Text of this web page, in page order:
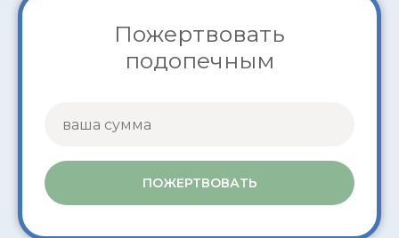
Пожертвовать
подопечным
ПОЖЕРТВОВАТЬ